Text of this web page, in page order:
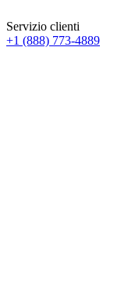
Servizio clienti
+1 (888) 773-4889